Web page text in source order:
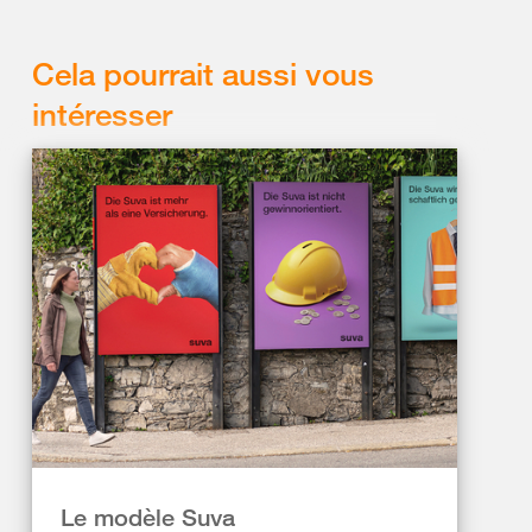
Cela pourrait aussi vous
intéresser
Le modèle Suva